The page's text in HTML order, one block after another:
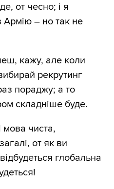
от чесно; і я
Армію – но так не
кажу, але коли
рекрутинг
пораджу; а то
складніше буде.
мова чиста,
от як ви
глобальна